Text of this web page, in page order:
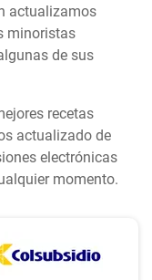
actualizamos
minoristas
de sus
recetas
actualizado de
electrónicas
momento.